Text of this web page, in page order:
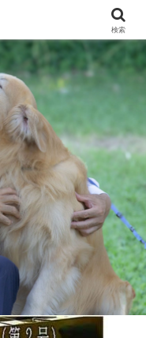
活動報告
検索